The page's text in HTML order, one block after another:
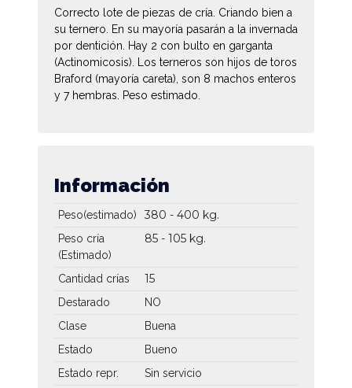
Correcto lote de piezas de cría. Criando bien a
su ternero. En su mayoría pasarán a la invernada
por dentición. Hay 2 con bulto en garganta
(Actinomicosis). Los terneros son hijos de toros
Braford (mayoría careta), son 8 machos enteros
y 7 hembras. Peso estimado.
Información
Peso(estimado) 380 - 400 kg.
Peso cría
(Estimado)
85 - 105 kg.
Cantidad crías 15
Destarado
NO
Clase
Buena
Estado
Bueno
Estado repr.
Sin servicio